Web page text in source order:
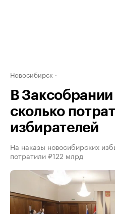
Новосибирск
В
сколько
избирателей
На наказы новосибирских
потратили ₽122 млрд